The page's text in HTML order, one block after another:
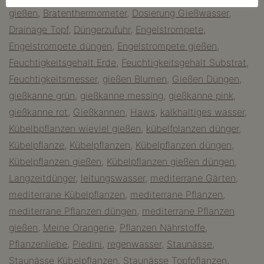
gießen, Bratenthermometer, Dosierung Gießwasser,
Drainage Topf, Düngerzufuhr, Engelstrompete,
Engelstrompete düngen, Engelstrompete gießen,
Feuchtigkeitsgehalt Erde, Feuchtigkeitsgehalt Substrat,
Feuchtigkeitsmesser, gießen Blumen, Gießen Düngen,
gießkanne grün, gießkanne messing, gießkanne pink,
gießkanne rot, Gießkannen, Haws, kalkhaltiges wasser,
Kübelbpflanzen wieviel gießen, kübelfplanzen dünger,
Kübelpflanze, Kübelpflanzen, Kübelpflanzen düngen,
Kübelpflanzen gießen, Kübelpflanzen gießen düngen,
Langzeitdünger, leitungswasser, mediterrane Gärten,
mediterrane Kübelpflanzen, mediterrane Pflanzen,
mediterrane Pflanzen düngen, mediterrane Pflanzen
gießen, Meine Orangerie, Pflanzen Nährstoffe,
Pflanzenliebe, Piedini , regenwasser, Staunässe,
Staunässe Kübelpflanzen, Staunässe Topfpflanzen,